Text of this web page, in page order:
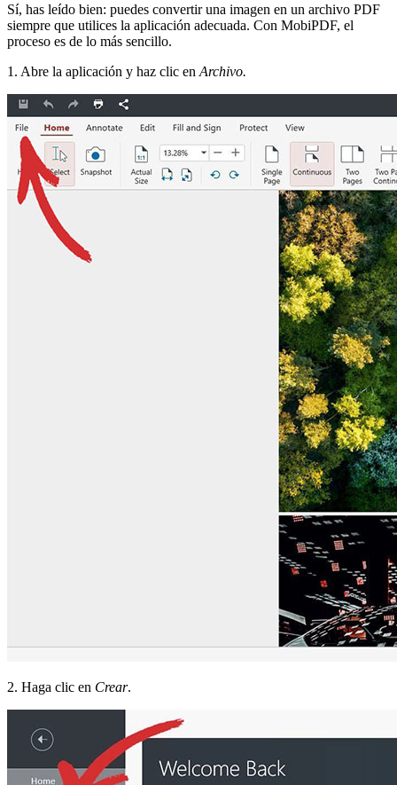
Sí, has leído bien: puedes convertir una imagen en un archivo PDF
siempre que utilices la aplicación adecuada. Con MobiPDF, el
proceso es de lo más sencillo.
1. Abre la aplicación y haz clic en Archivo.
2. Haga clic en Crear.